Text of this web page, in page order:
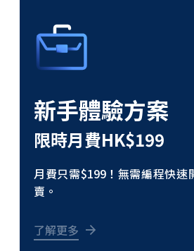
新手體驗方案
限時月費HK$199
月費只需$199！無需編程快速
賣。
了解更多